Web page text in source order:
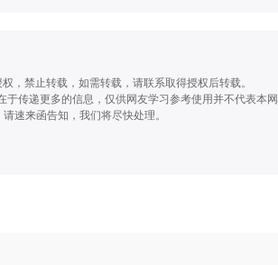
，禁止转载，如需转载，请联系取得授权后转载。
传递更多的信息，仅供网友学习参考使用并不代表本网
速来函告知，我们将尽快处理。